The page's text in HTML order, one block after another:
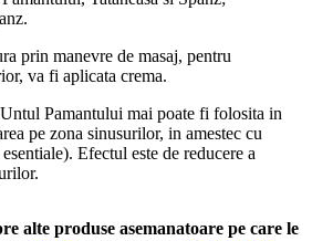
prin manevre de masaj, pentru
va fi aplicata crema.
Pamantului mai poate fi folosita in
pe zona sinusurilor, in amestec cu
Efectul este de reducere a
alte produse asemanatoare pe care le